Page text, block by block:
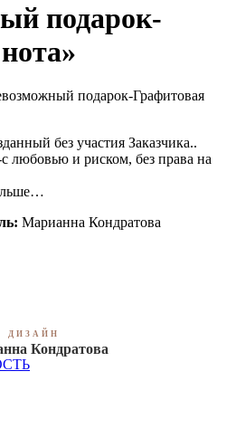
подарок-
подарок-Графитовая
без участия Заказчика..
любовью и риском, без права на
Марианна Кондратова
ДИЗАЙН
Кондратова